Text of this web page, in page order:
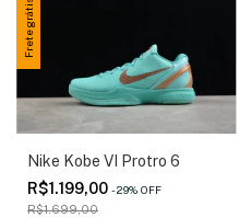
Frete grátis
Nike Kobe VI Protro 6
R$1.199,00 -29% OFF
R$1.699,00